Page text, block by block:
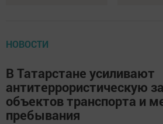
НОВОСТИ
В Татарстане усиливают
антитеррористическую
объектов транспорта и
пребывания